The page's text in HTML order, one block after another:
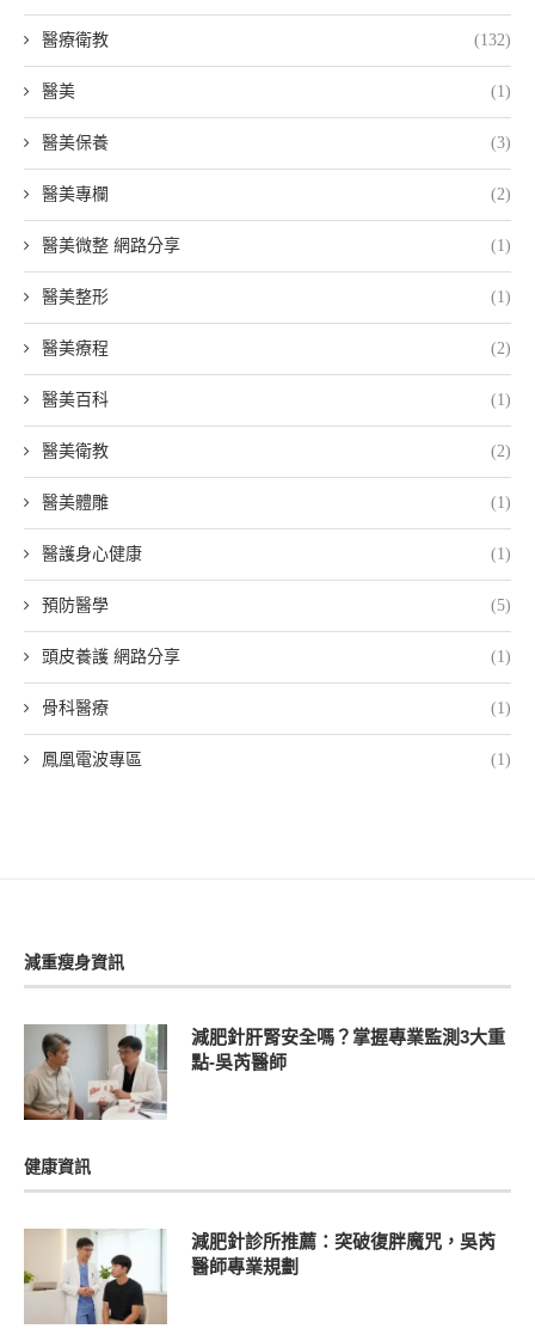
醫療衛教 (132)
醫美 (1)
醫美保養 (3)
醫美專欄 (2)
醫美微整 網路分享 (1)
醫美整形 (1)
醫美療程 (2)
醫美百科 (1)
醫美衛教 (2)
醫美體雕 (1)
醫護身心健康 (1)
預防醫學 (5)
頭皮養護 網路分享 (1)
骨科醫療 (1)
鳳凰電波專區 (1)
減重瘦身資訊
減肥針肝腎安全嗎？掌握專業監測3大重
點-吳芮醫師
健康資訊
減肥針診所推薦：突破復胖魔咒，吳芮
醫師專業規劃